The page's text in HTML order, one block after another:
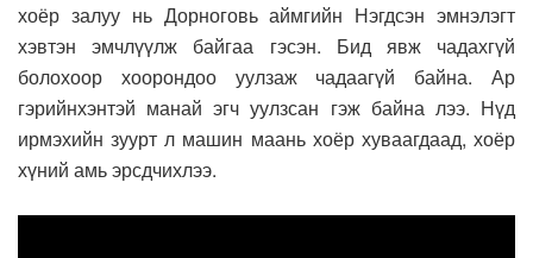
хоёр залуу нь Дорноговь аймгийн Нэгдсэн эмнэлэгт
хэвтэн эмчлүүлж байгаа гэсэн. Бид явж чадахгүй
болохоор хоорондоо уулзаж чадаагүй байна. Ар
гэрийнхэнтэй манай эгч уулзсан гэж байна лээ. Нүд
ирмэхийн зуурт л машин маань хоёр хуваагдаад, хоёр
хүний амь эрсдчихлээ.